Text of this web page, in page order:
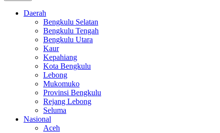
Daerah
Bengkulu Selatan
Bengkulu Tengah
Bengkulu Utara
Kaur
Kepahiang
Kota Bengkulu
Lebong
Mukomuko
Provinsi Bengkulu
Rejang Lebong
Seluma
Nasional
Aceh